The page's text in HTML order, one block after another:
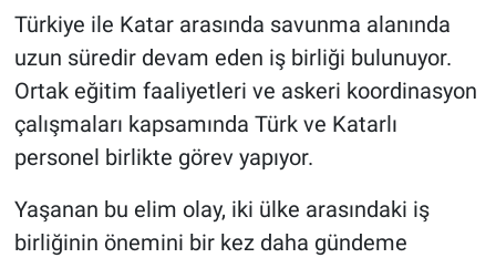
Türkiye ile Katar arasında savunma alanında
uzun süredir devam eden iş birliği bulunuyor.
Ortak eğitim faaliyetleri ve askeri koordinasyon
çalışmaları kapsamında Türk ve Katarlı
personel birlikte görev yapıyor.
Yaşanan bu elim olay, iki ülke arasındaki iş
birliğinin önemini bir kez daha gündeme